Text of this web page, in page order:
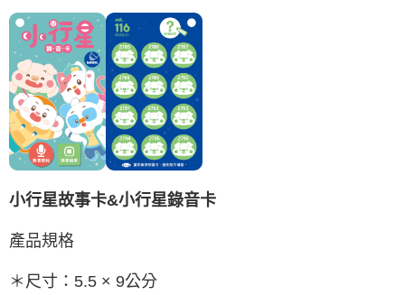
小行星故事卡&小行星錄音卡
產品規格
＊尺寸：5.5 × 9公分